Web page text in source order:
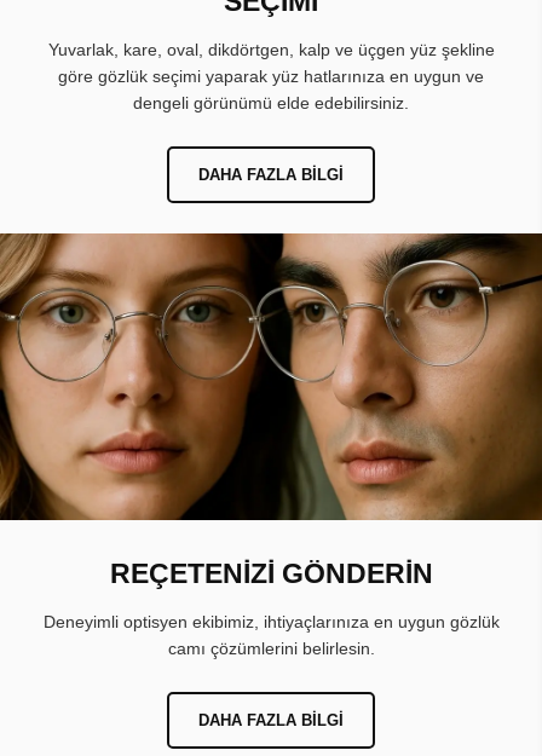
Yuvarlak, kare, oval, dikdörtgen, kalp ve üçgen yüz şekline
göre gözlük seçimi yaparak yüz hatlarınıza en uygun ve
dengeli görünümü elde edebilirsiniz.
DAHA FAZLA BILGI
REÇETENİZİ GÖNDERİN
Deneyimli optisyen ekibimiz, ihtiyaçlarınıza en uygun gözlük
camı çözümlerini belirlesin.
DAHA FAZLA BILGI